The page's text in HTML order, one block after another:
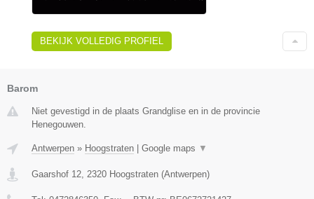
BEKIJK VOLLEDIG PROFIEL
Barom
Niet gevestigd in de plaats Grandglise en in de provincie
Henegouwen.
Antwerpen » Hoogstraten Google maps ▼
Gaarshof 12, 2320 Hoogstraten (Antwerpen)